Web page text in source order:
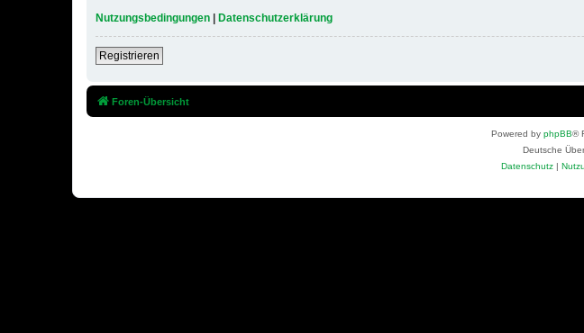
Nutzungsbedingungen | Datenschutzerklärung
Registrieren
Foren-Übersicht
Powered by phpBB®
Deutsche
Datenschutz |